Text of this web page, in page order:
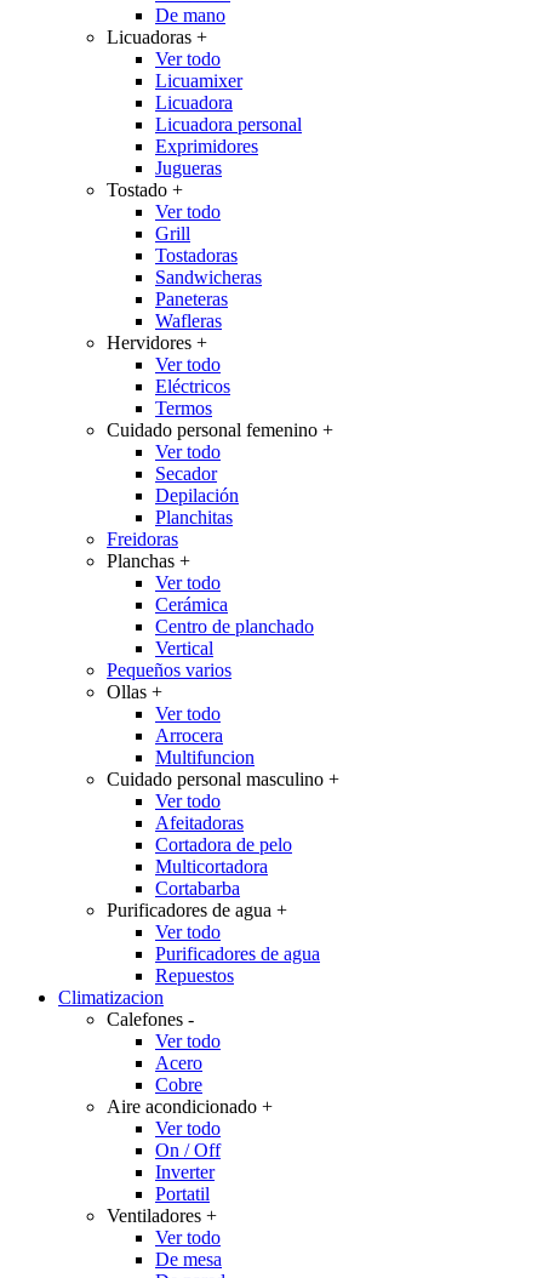
De mano
Licuadoras +
Ver todo
Licuamixer
Licuadora
Licuadora personal
Exprimidores
Jugueras
Tostado +
Ver todo
Grill
Tostadoras
Sandwicheras
Paneteras
Wafleras
Hervidores +
Ver todo
Eléctricos
Termos
Cuidado personal femenino +
Ver todo
Secador
Depilación
Planchitas
Freidoras
Planchas +
Ver todo
Cerámica
Centro de planchado
Vertical
Pequeños varios
Ollas +
Ver todo
Arrocera
Multifuncion
Cuidado personal masculino +
Ver todo
Afeitadoras
Cortadora de pelo
Multicortadora
Cortabarba
Purificadores de agua +
Ver todo
Purificadores de agua
Repuestos
Climatizacion
Calefones -
Ver todo
Acero
Cobre
Aire acondicionado +
Ver todo
On / Off
Inverter
Portatil
Ventiladores +
Ver todo
De mesa